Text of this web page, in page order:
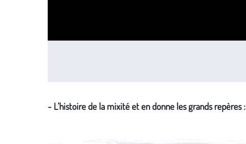
- L’histoire de la mixité et en donne les grands repères :